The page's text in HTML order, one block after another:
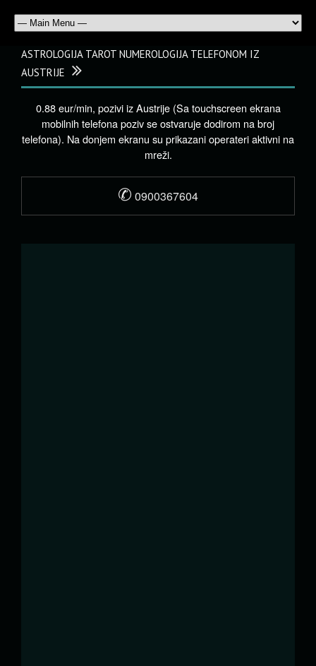
ASTROLOGIJA TAROT NUMEROLOGIJA TELEFONOM IZ
AUSTRIJE
0.88 eur/min, pozivi iz Austrije (Sa touchscreen ekrana
mobilnih telefona poziv se ostvaruje dodirom na broj
telefona). Na donjem ekranu su prikazani operateri aktivni na
mreži.
✆ 0900367604